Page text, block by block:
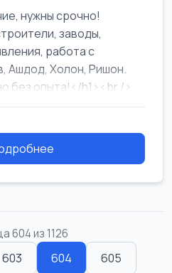
нужны срочно!
заводы,
работа с
Ашдод, Холон, Ришон.
без опыта!</h1><br />
604 из 1126
603 604 605